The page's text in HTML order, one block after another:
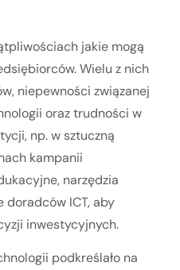
jakie mogą
Wielu z nich
niepewności związanej
oraz trudności w
np. w sztuczną
kampanii
narzędzia
doradców ICT, aby
inwestycyjnych.
podkreślało na